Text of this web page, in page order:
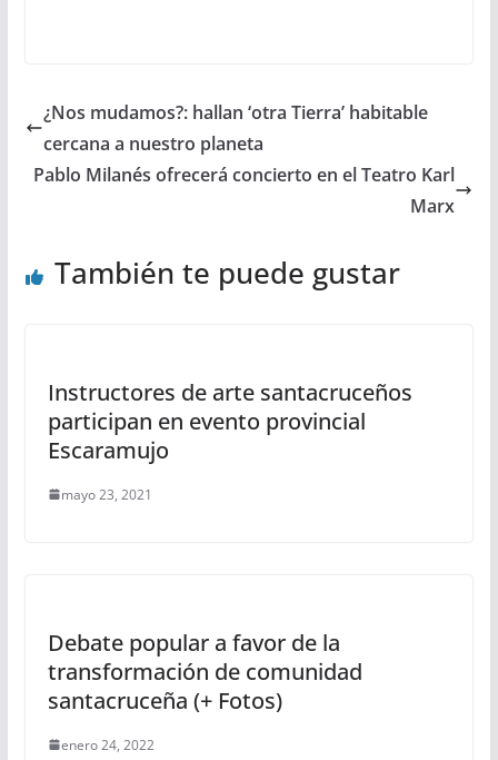
¿Nos mudamos?: hallan ‘otra Tierra’ habitable
cercana a nuestro planeta
Pablo Milanés ofrecerá concierto en el Teatro Karl
Marx
También te puede gustar
Instructores de arte santacruceños
participan en evento provincial
Escaramujo
mayo 23, 2021
Debate popular a favor de la
transformación de comunidad
santacruceña (+ Fotos)
enero 24, 2022